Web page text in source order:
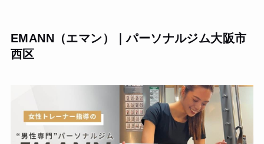
EMANN（エマン）｜パーソナルジム大阪市
西区